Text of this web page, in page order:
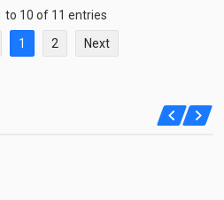
to 10 of 11 entries
1 2 Next